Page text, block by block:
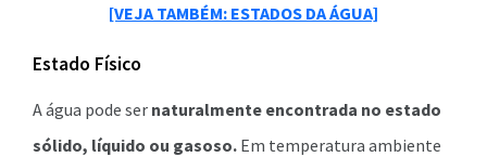
[VEJA TAMBÉM: ESTADOS DA ÁGUA]
Estado Físico
A água pode ser naturalmente encontrada no estado
sólido, líquido ou gasoso. Em temperatura ambiente